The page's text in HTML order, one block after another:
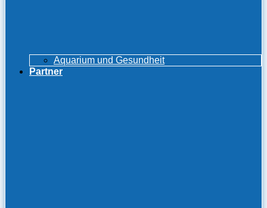
Aquarium und Gesundheit
Partner